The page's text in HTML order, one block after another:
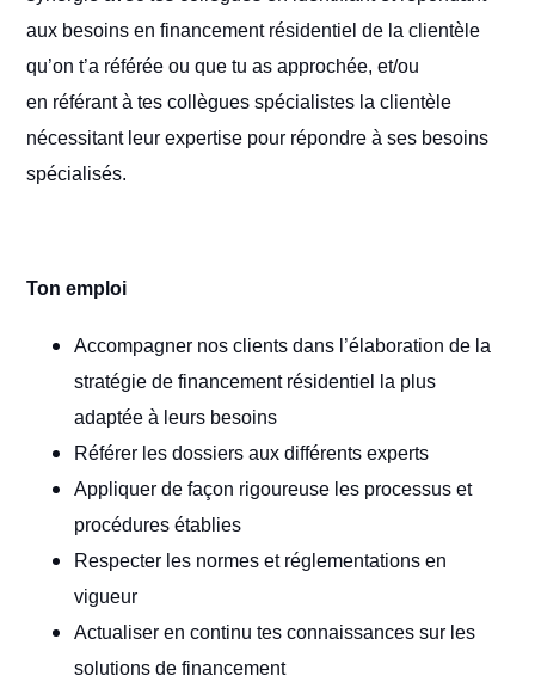
aux besoins en financement résidentiel de la clientèle
qu’on t’a référée ou que tu as approchée, et/ou
en référant à tes collègues spécialistes la clientèle
nécessitant leur expertise pour répondre à ses besoins
spécialisés.
Ton emploi
Accompagner nos clients dans l’élaboration de la
stratégie de financement résidentiel la plus
adaptée à leurs besoins
Référer les dossiers aux différents experts
Appliquer de façon rigoureuse les processus et
procédures établies
Respecter les normes et réglementations en
vigueur
Actualiser en continu tes connaissances sur les
solutions de financement